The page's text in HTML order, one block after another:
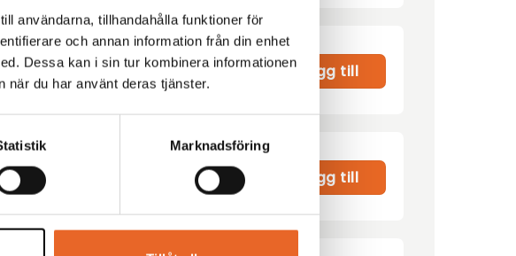
användarna, tillhandahålla funktioner för
och annan information från din enhet
Dessa kan i sin tur kombinera informationen
när du har använt deras tjänster.
Marknadsföring
2 020,00kr Lägg till
Lägg till